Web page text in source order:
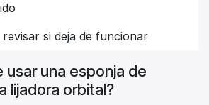
si deja de funcionar
usar una esponja de
lijadora orbital?